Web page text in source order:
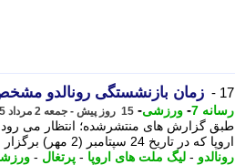
17 - زمان بازنشستگی رونالدو
رسانه 7 - ورزشی- 15 روز پیش - جمعه 2 مرداد 1405، 17:50
اروپا که در تاریخ 24 سپتامبر (2 مهر) برگزار خواهد شد، - طبق گزارش های منتشرشده؛ ...
رونالدو - لیگ ملت های اروپا - پرتغال -